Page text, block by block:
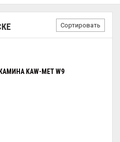
Сортировать
KAW-MET W9